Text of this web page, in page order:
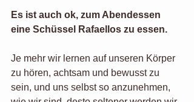
Es ist auch ok, zum Abendessen
eine Schüssel Rafaellos zu essen.
Je mehr wir lernen auf unseren Körper
zu hören, achtsam und bewusst zu
sein, und uns selbst so anzunehmen,